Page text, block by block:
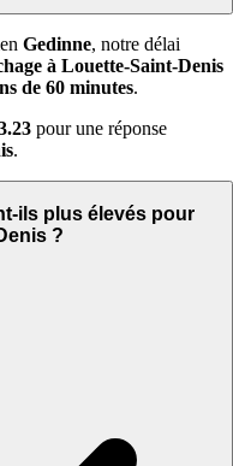
Gedinne, notre délai
à Louette-Saint-Denis
de 60 minutes.
pour une réponse
.
ils plus élevés pour
?